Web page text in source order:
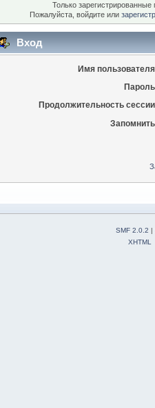
Только
Пожалуйста, войдите или
Вход
Имя
Продолжительность
SMF 2.0.2 |
XHTML